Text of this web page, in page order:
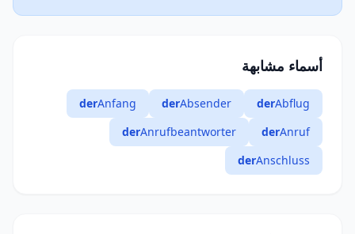
أسماء مشابهة
derAbflug
derAbsender
derAnfang
derAnruf
derAnrufbeantworter
derAnschluss